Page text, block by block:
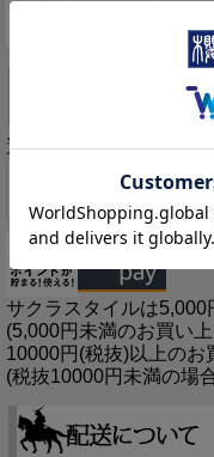
個人情報の取扱いにつ
選べる8つの支払い方法
サクラスタイルは5,000
(5,000円未満のお買い
10000円(税抜)以上のお
(税抜10000円未満の場